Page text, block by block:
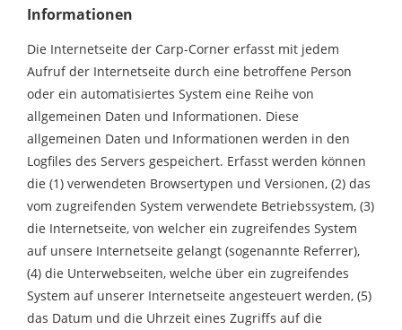
Informationen
Die Internetseite der Carp-Corner erfasst mit jedem
Aufruf der Internetseite durch eine betroffene Person
oder ein automatisiertes System eine Reihe von
allgemeinen Daten und Informationen. Diese
allgemeinen Daten und Informationen werden in den
Logfiles des Servers gespeichert. Erfasst werden können
die (1) verwendeten Browsertypen und Versionen, (2) das
vom zugreifenden System verwendete Betriebssystem, (3)
die Internetseite, von welcher ein zugreifendes System
auf unsere Internetseite gelangt (sogenannte Referrer),
(4) die Unterwebseiten, welche über ein zugreifendes
System auf unserer Internetseite angesteuert werden, (5)
das Datum und die Uhrzeit eines Zugriffs auf die